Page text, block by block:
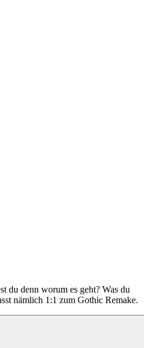
du denn worum es geht? Was du
nämlich 1:1 zum Gothic Remake.